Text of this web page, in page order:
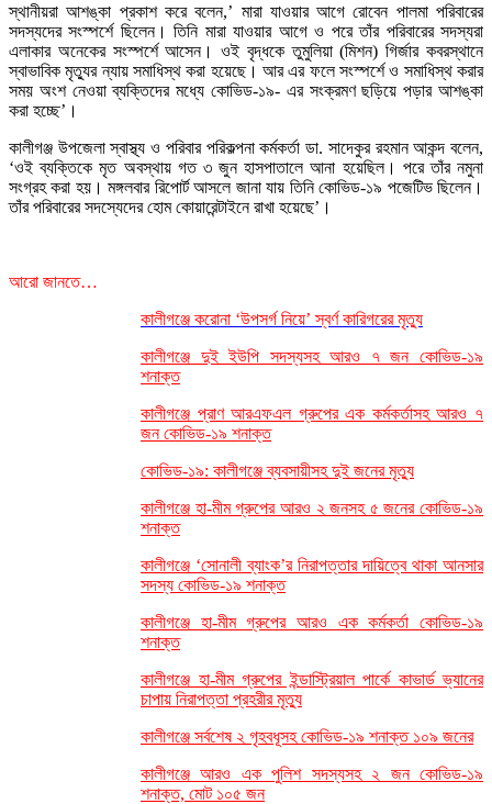
স্থানীয়রা আশঙ্কা প্রকাশ করে বলেন,’ মারা যাওয়ার আগে রোবেন পালমা পরিবারের
সদস্যদের সংস্পর্শে ছিলেন। তিনি মারা যাওয়ার আগে ও পরে তাঁর পরিবারের সদস্যরা
এলাকার অনেকের সংস্পর্শে আসেন। ওই বৃদ্ধকে তুমুলিয়া (মিশন) গির্জার কবরস্থানে
স্বাভাবিক মৃত্যুর ন্যায় সমাধিস্থ করা হয়েছে। আর এর ফলে সংস্পর্শে ও সমাধিস্থ করার
সময় অংশ নেওয়া ব্যক্তিদের মধ্যে কোভিড-১৯- এর সংক্রমণ ছড়িয়ে পড়ার আশঙ্কা
করা হচ্ছে’।
কালীগঞ্জ উপজেলা স্বাস্থ্য ও পরিবার পরিকল্পনা কর্মকর্তা ডা. সাদেকুর রহমান আকন্দ বলেন,
‘ওই ব্যক্তিকে মৃত অবস্থায় গত ৩ জুন হাসপাতালে আনা হয়েছিল। পরে তাঁর নমুনা
সংগ্রহ করা হয়। মঙ্গলবার রিপোর্ট আসলে জানা যায় তিনি কোভিড-১৯ পজেটিভ ছিলেন।
তাঁর পরিবারের সদস্যেদের হোম কোয়ারেন্টাইনে রাখা হয়েছে’।
আরো জানতে…
কালীগঞ্জে করোনা ‘উপসর্গ নিয়ে’ স্বর্ণ কারিগরের মৃত্যু
কালীগঞ্জে দুই ইউপি সদস্যসহ আরও ৭ জন কোভিড-১৯
শনাক্ত
কালীগঞ্জে প্রাণ আরএফএল গ্রুপের এক কর্মকর্তাসহ আরও ৭
জন কোভিড-১৯ শনাক্ত
কোভিড-১৯: কালীগঞ্জে ব্যবসায়ীসহ দুই জনের মৃত্যু
কালীগঞ্জে হা-মীম গ্রুপের আরও ২ জনসহ ৫ জনের কোভিড-১৯
শনাক্ত
কালীগঞ্জে ‘সোনালী ব্যাংক’র নিরাপত্তার দায়িত্বে থাকা আনসার
সদস্য কোভিড-১৯ শনাক্ত
কালীগঞ্জে হা-মীম গ্রুপের আরও এক কর্মকর্তা কোভিড-১৯
শনাক্ত
কালীগঞ্জে হা-মীম গ্রুপের ইন্ডাস্ট্রিয়াল পার্কে কাভার্ড ভ্যানের
চাপায় নিরাপত্তা প্রহরীর মৃত্যু
কালীগঞ্জে সর্বশেষ ২ গৃহবধূসহ কোভিড-১৯ শনাক্ত ১০৯ জনের
কালীগঞ্জে আরও এক পুলিশ সদস্যসহ ২ জন কোভিড-১৯
শনাক্ত, মোট ১০৫ জন